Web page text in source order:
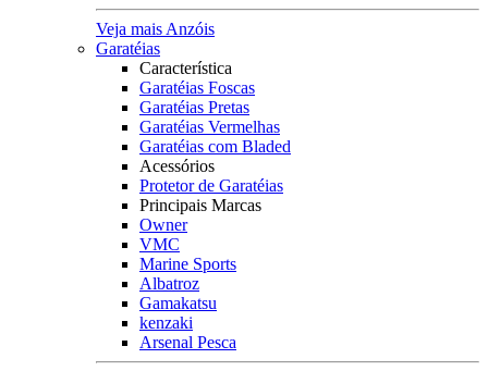
Veja mais Anzóis
Garatéias
Característica
Garatéias Foscas
Garatéias Pretas
Garatéias Vermelhas
Garatéias com Bladed
Acessórios
Protetor de Garatéias
Principais Marcas
Owner
VMC
Marine Sports
Albatroz
Gamakatsu
kenzaki
Arsenal Pesca